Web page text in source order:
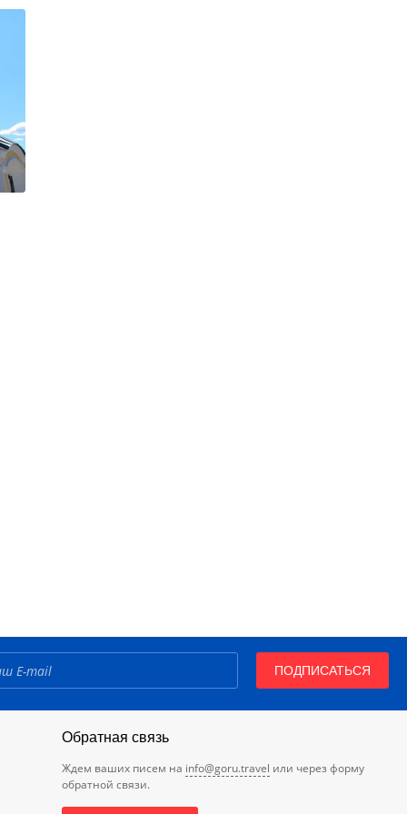
ПОДПИСАТЬСЯ
Обратная связь
Ждем ваших писем на info@goru.travel или через форму
обратной связи.